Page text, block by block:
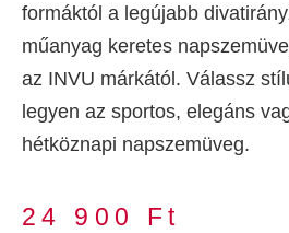
formáktól a legújabb
műanyag keretes
az INVU márkától. Válassz
legyen az sportos, elegáns
hétköznapi napszemüveg.
24 900 Ft